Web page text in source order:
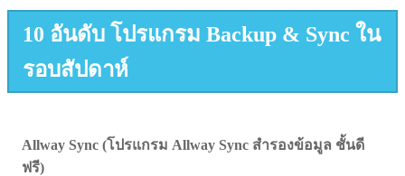
10 อันดับ โปรแกรม Backup & Sync ใน
รอบสัปดาห์
Allway Sync (โปรแกรม Allway Sync สำรองข้อมูล ชั้นดี
ฟรี)